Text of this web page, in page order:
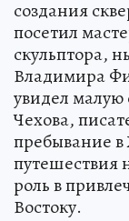
создания
посетил
скульптора,
Владимира
увидел малую
Чехова,
пребывание в
путешествия
роль в
Востоку.